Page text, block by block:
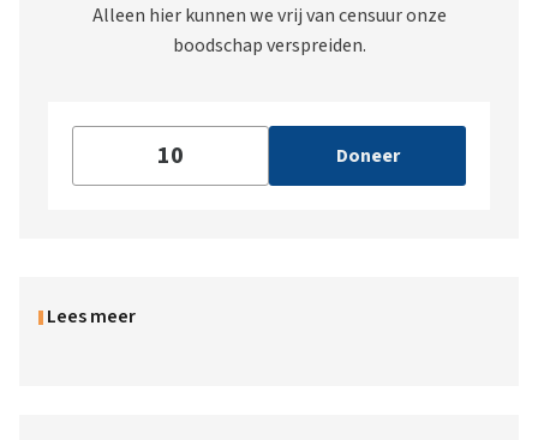
Alleen hier kunnen we vrij van censuur onze
boodschap verspreiden.
Doneer
Lees meer